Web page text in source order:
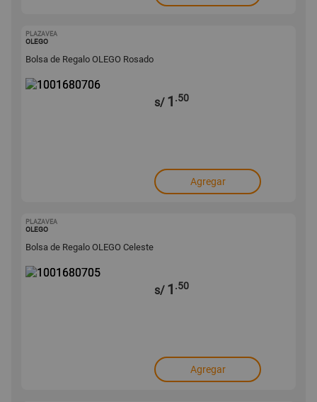
PLAZAVEA
OLEGO
Bolsa de Regalo OLEGO Rosado
s/ 1 .50
Agregar
PLAZAVEA
OLEGO
Bolsa de Regalo OLEGO Celeste
s/ 1 .50
Agregar